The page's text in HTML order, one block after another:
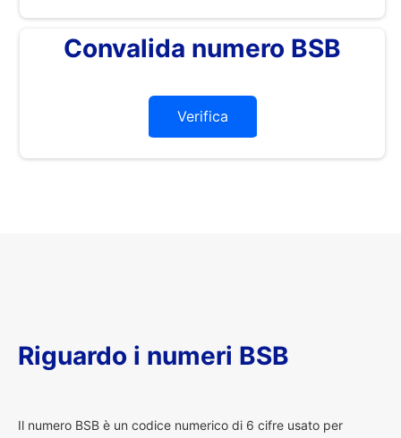
Convalida numero BSB
Verifica
Riguardo i numeri BSB
Il numero BSB è un codice numerico di 6 cifre usato per